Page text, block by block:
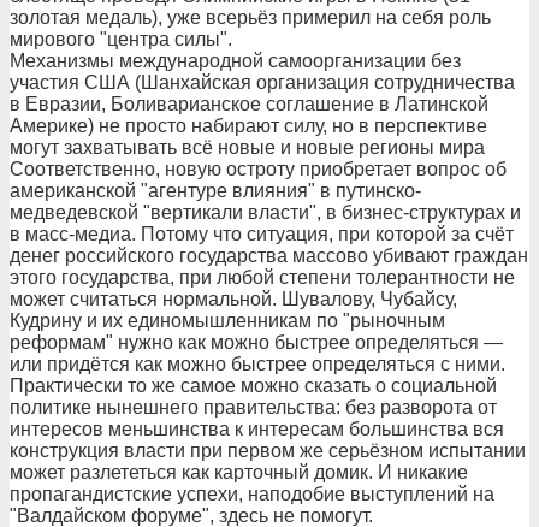
золотая медаль), уже всерьёз примерил на себя роль
мирового "центра силы".
Механизмы международной самоорганизации без
участия США (Шанхайская организация сотрудничества
в Евразии, Боливарианское соглашение в Латинской
Америке) не просто набирают силу, но в перспективе
могут захватывать всё новые и новые регионы мира
Соответственно, новую остроту приобретает вопрос об
американской "агентуре влияния" в путинско-
медведевской "вертикали власти", в бизнес-структурах и
в масс-медиа. Потому что ситуация, при которой за счёт
денег российского государства массово убивают граждан
этого государства, при любой степени толерантности не
может считаться нормальной. Шувалову, Чубайсу,
Кудрину и их единомышленникам по "рыночным
реформам" нужно как можно быстрее определяться —
или придётся как можно быстрее определяться с ними.
Практически то же самое можно сказать о социальной
политике нынешнего правительства: без разворота от
интересов меньшинства к интересам большинства вся
конструкция власти при первом же серьёзном испытании
может разлететься как карточный домик. И никакие
пропагандистские успехи, наподобие выступлений на
"Валдайском форуме", здесь не помогут.